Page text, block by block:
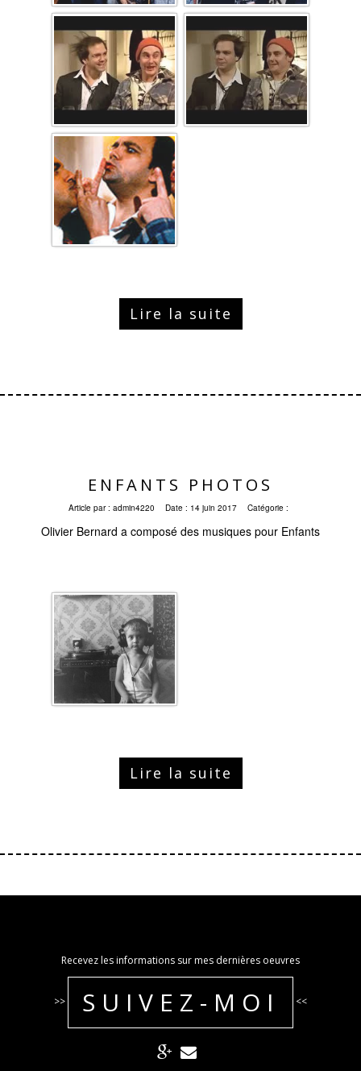
Lire la suite
ENFANTS PHOTOS
Article par : admin4220 Date : 14 juin 2017 Catégorie :
Olivier Bernard a composé des musiques pour Enfants
Lire la suite
Recevez les informations sur mes dernières oeuvres
>> SUIVEZ-MOI <<